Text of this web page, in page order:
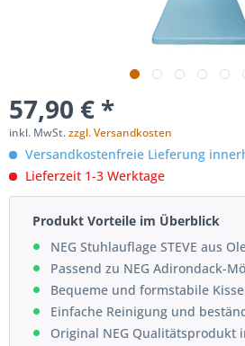
57,90 € *
inkl. MwSt.zzgl. Versandkosten
Versandkostenfreie Lieferung
Lieferzeit 1-3 Werktage
Produkt Vorteile im Überblick
NEG Stuhlauflage STEVE aus
Passend zu NEG Adirondack-
Bequeme und formstabile
Einfache Reinigung und
Original NEG Qualitätsprodukt